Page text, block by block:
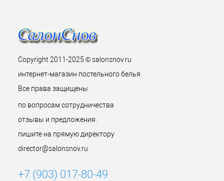
Copyright 2011-2025 © salonsnov.ru
интернет-магазин постельного белья.
Все права защищены
по вопросам сотрудничества
отзывы и предложения.
пишите на прямую директору
director@salonsnov.ru
+7 (903) 017-80-49